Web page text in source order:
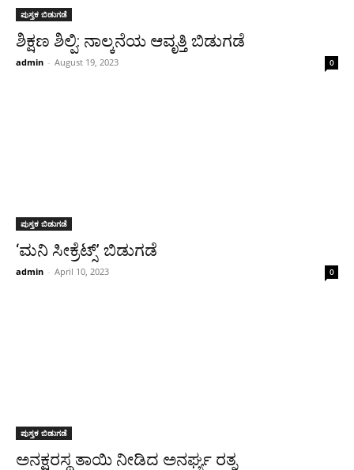
ಪುಸ್ತಕ ಬಿಡುಗಡೆ
ಶಿಕ್ಷಣ ಶಿಲ್ಪಿ: ನಾಲ್ಕನೆಯ ಆವೃತ್ತಿ ಬಿಡುಗಡೆ
admin - August 19, 2023 0
ಪುಸ್ತಕ ಬಿಡುಗಡೆ
‘ಮನಿ ಸೀಕ್ರೆಟ್ಸ್’ ಬಿಡುಗಡೆ
admin - April 10, 2023 0
ಪುಸ್ತಕ ಬಿಡುಗಡೆ
ಅನಕ್ಷರಸ್ಥ ತಾಯಿ ನೀಡಿದ ಅನರ್ಘ್ಯ ರತ್ನ